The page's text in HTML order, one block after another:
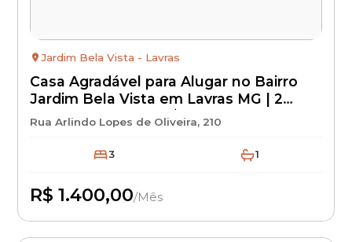
Jardim Bela Vista - Lavras
Casa Agradável para Alugar no Bairro
Jardim Bela Vista em Lavras MG | 2
Quartos | Aluguel R$ 1.400 + IPTU +
Seguro Incêndio | Casa para Locação
Rua Arlindo Lopes de Oliveira, 210
3 1
R$ 1.400,00/Mês